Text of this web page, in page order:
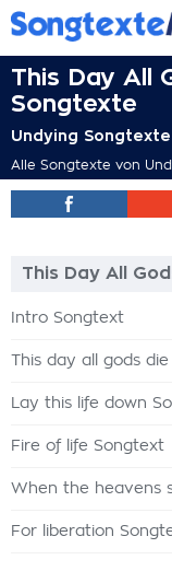
This Day All
Songtexte
Undying Songtexte
Alle Songtexte von
This Day All
Intro Songtext
This day all gods
Lay this life down
Fire of life Songtext
When the heavens
For liberation